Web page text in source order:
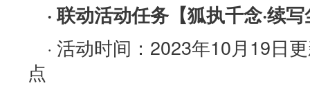
· 联动活动任务【狐执千念·续
· 活动时间：2023年10月19日
点